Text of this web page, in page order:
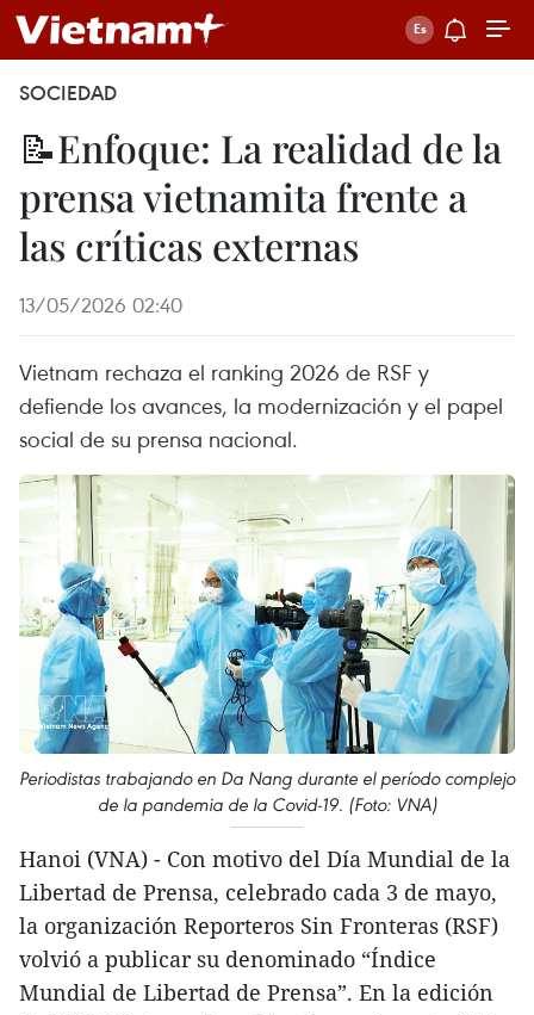
SOCIEDAD
📝Enfoque: La realidad de la
prensa vietnamita frente a
las críticas externas
13/05/2026 02:40
Vietnam rechaza el ranking 2026 de RSF y
defiende los avances, la modernización y el papel
social de su prensa nacional.
Periodistas trabajando en Da Nang durante el período complejo
de la pandemia de la Covid-19. (Foto: VNA)
Hanoi (VNA) - Con motivo del Día Mundial de la
Libertad de Prensa, celebrado cada 3 de mayo,
la organización Reporteros Sin Fronteras (RSF)
volvió a publicar su denominado “Índice
Mundial de Libertad de Prensa”. En la edición